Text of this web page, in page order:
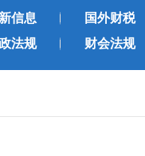
信息
国外财税
法规 财会法规